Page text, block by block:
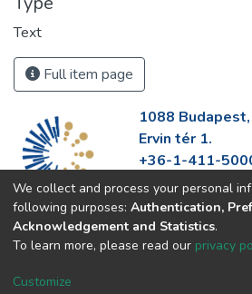
Text
Full item page
1088
Ervin tér 1.
+36-1-411-
info@fszek.hu
https://fszek.hu
We collect and process your personal
following purposes: Authentication,
Acknowledgement and Statistics.
To learn more, please read our privacy
Customize